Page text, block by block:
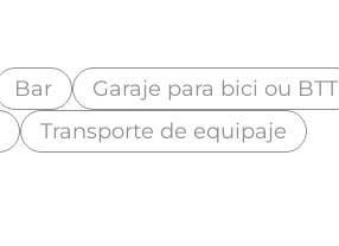
Bar
Garaje para bici ou BTT
Transporte de equipaje